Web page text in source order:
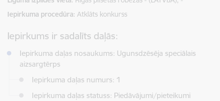
Iepirkuma procedūra Atklāts konkurss
Iepirkums ir sadalīts daļās:
Iepirkuma daļas nosaukums: Ugunsdzēsēja speciālais
aizsargtērps
Iepirkuma daļas numurs: 1
Iepirkuma daļas statuss: Piedāvājumi/pieteikumi